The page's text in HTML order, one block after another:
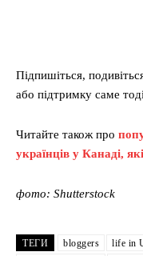
Підпишіться,
або підтримку саме
Читайте також про
українців у Канаді,
фото: Shutterstock
ТЕГИ bloggers life in